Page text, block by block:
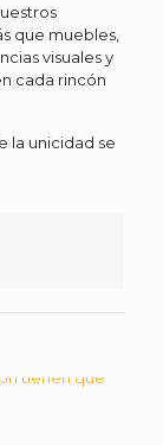
que muebles,
visuales y
cada rincón
la unicidad se